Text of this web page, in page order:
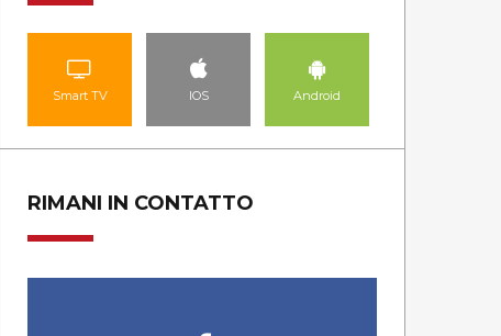
Smart TV IOS Android
RIMANI IN CONTATTO